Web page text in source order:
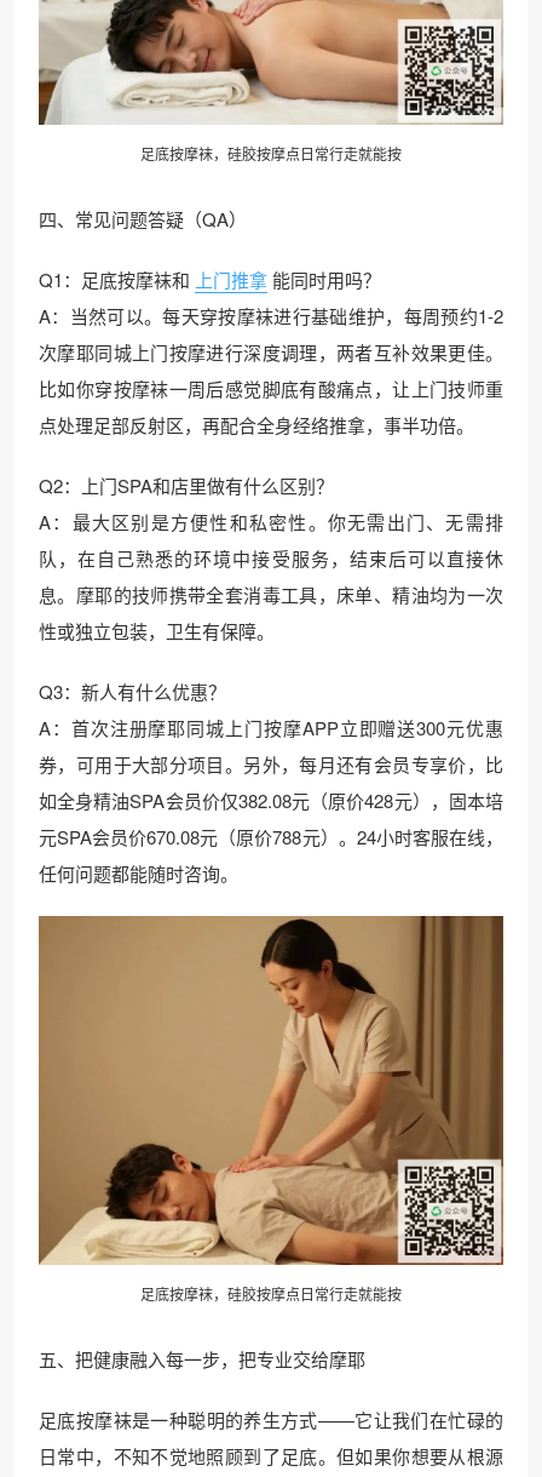
足底按摩袜，硅胶按摩点日常行走就能按
四、常见问题答疑（QA）
Q1：足底按摩袜和 上门推拿 能同时用吗？
A：当然可以。每天穿按摩袜进行基础维护，每周预约1-2
次摩耶同城上门按摩进行深度调理，两者互补效果更佳。
比如你穿按摩袜一周后感觉脚底有酸痛点，让上门技师重
点处理足部反射区，再配合全身经络推拿，事半功倍。
Q2：上门SPA和店里做有什么区别？
A：最大区别是方便性和私密性。你无需出门、无需排
队，在自己熟悉的环境中接受服务，结束后可以直接休
息。摩耶的技师携带全套消毒工具，床单、精油均为一次
性或独立包装，卫生有保障。
Q3：新人有什么优惠？
A：首次注册摩耶同城上门按摩APP立即赠送300元优惠
券，可用于大部分项目。另外，每月还有会员专享价，比
如全身精油SPA会员价仅382.08元（原价428元），固本培
元SPA会员价670.08元（原价788元）。24小时客服在线，
任何问题都能随时咨询。
足底按摩袜，硅胶按摩点日常行走就能按
五、把健康融入每一步，把专业交给摩耶
足底按摩袜是一种聪明的养生方式——它让我们在忙碌的
日常中，不知不觉地照顾到了足底。但如果你想要从根源